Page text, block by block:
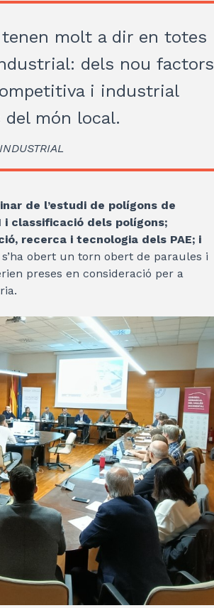
molt a dir en totes
dels nou factors
i industrial
del món local.
de l’estudi de polígons de
i classificació dels polígons;
recerca i tecnologia dels PAE; i
s’ha obert un torn obert de paraules i
preses en consideració per a